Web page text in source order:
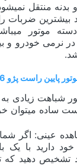
منتقل
بیشترین ضربات
موتور
نرمی خودرو و
پایین راست پژو 206
شباهت زیادی به
ساده میتوان
عینی: اگر
دارید با یک
تشخیص دهید که